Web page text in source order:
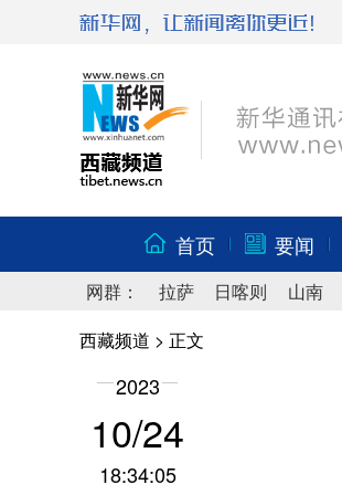
首页 要闻
网群： 拉萨 日喀则 山南
西藏频道 > 正文
2023
10/24
18:34:05